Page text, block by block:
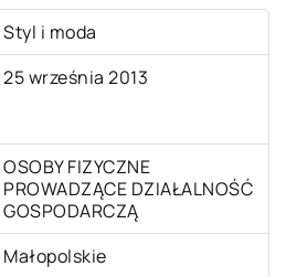
Styl i moda
25 września 2013
OSOBY FIZYCZNE
PROWADZĄCE DZIAŁALNOŚĆ
GOSPODARCZĄ
Małopolskie